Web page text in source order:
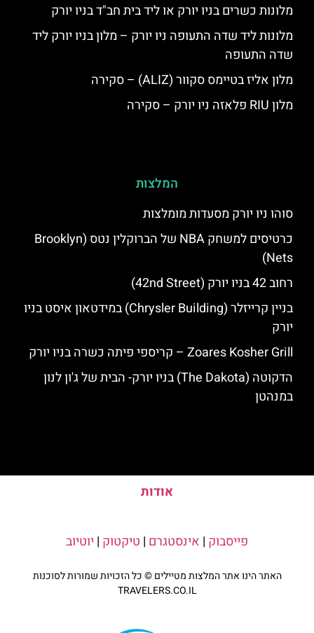
מלונות כשרים בניו יורק או ליד בית חב"ד בניו יורק
מלונות ליד שדה התעופה ניו יורק – מלון בניו יורק ליד
שדה התעופה
מלון אליז בטיימס סקוור (ALIZ) – סקירה
מלון RIU פלאזה ניו יורק – סקירה
המלצות
סוהו ניו יורק מסעדות מומלצות
כרטיסים למשחק NBA של הברוקלין נטס (Brooklyn
Nets)
רחוב 42 בניו יורק (42nd Street)
בניין קרייזלר (Chrysler Building) במידטאון איסט בניו
יורק
Zoares Kosher Grill – קריספי פיתה כשרה בניו יורק
הדקוטה (The Dakota) בניו יורק- הבית של ג'ון לנון
במנהטן
אודות
פייסבוק | אינסטגרם | טיקטוק | יוטיוב
האתר הינו אתר המלצות מטיילים © כל הזכויות שמורות לסוכנות
TRAVELERS.CO.IL